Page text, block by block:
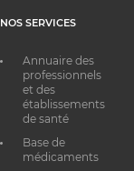
NOS SERVICES
Annuaire des
professionnels
et des
établissements
de santé
Base de
médicaments